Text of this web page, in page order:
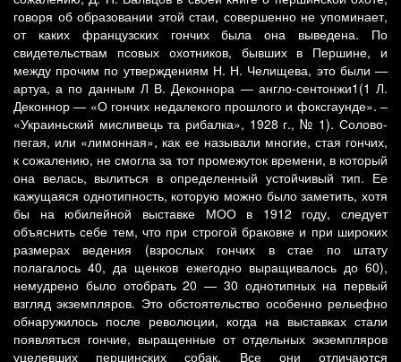
говоря об образовании этой стаи, совершенно не упоминает,
от каких французских гончих была она выведена. По
свидетельствам псовых охотников, бывших в Першине, и
между прочим по утверждениям Н. Н. Челищева, это были —
артуа, а по данным Л В. Деконнора — англо-сентонжи1(1 Л.
Деконнор — «О гончих недалекого прошлого и фоксгаунде». –
«Украиньский мисливець та рибалка», 1928 г., № 1). Солово-
пегая, или «лимонная», как ее называли многие, стая гончих,
к сожалению, не смогла за тот промежуток времени, в который
она велась, вылиться в определенный устойчивый тип. Ее
кажущаяся однотипность, которую можно было заметить, хотя
бы на юбилейной выставке МОО в 1912 году, следует
объяснить себе тем, что при строгой браковке и при широких
размерах ведения (взрослых гончих в стае по штату
полагалось 40, да щенков ежегодно выращивалось до 60),
немудрено было отобрать 20 — 30 однотипных на первый
взгляд экземпляров. Это обстоятельство особенно рельефно
обнаружилось после революции, когда на выставках стали
появляться гончие, выращенные от отдельных экземпляров
уцелевших першинских собак. Все они отличаются